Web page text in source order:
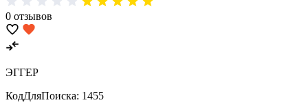
0 отзывов
ЭГГЕР
КодДляПоиска: 1455